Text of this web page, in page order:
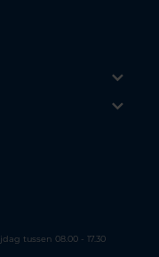
tussen 08.00 - 17.30